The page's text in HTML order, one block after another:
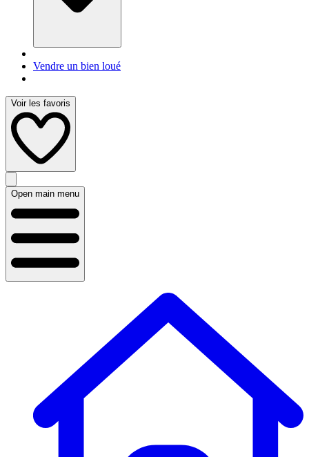
Vendre un bien loué
Voir les favoris
Open main menu